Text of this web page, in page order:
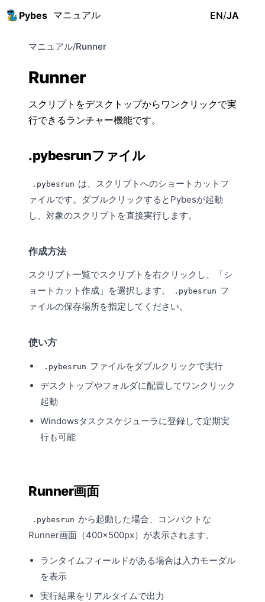
Pybes マニュアル EN/JA
マニュアル/Runner
Runner
スクリプトをデスクトップからワンクリックで実
行できるランチャー機能です。
.pybesrunファイル
.pybesrun は、スクリプトへのショートカットフ
ァイルです。ダブルクリックするとPybesが起動
し、対象のスクリプトを直接実行します。
作成方法
スクリプト一覧でスクリプトを右クリックし、「シ
ョートカット作成」を選択します。
.pybesrun フ
ァイルの保存場所を指定してください。
使い方
.pybesrun ファイルをダブルクリックで実行
デスクトップやフォルダに配置してワンクリック
起動
Windowsタスクスケジューラに登録して定期実
行も可能
Runner画面
.pybesrun から起動した場合、コンパクトな
Runner画面（400×500px）が表示されます。
ランタイムフィールドがある場合は入力モーダル
を表示
実行結果をリアルタイムで出力